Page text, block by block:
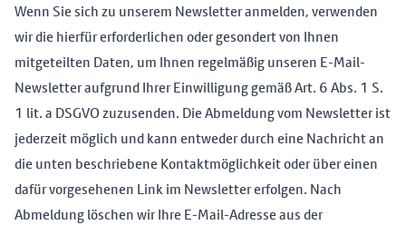
Wenn Sie sich zu unserem Newsletter anmelden, verwenden
wir die hierfür erforderlichen oder gesondert von Ihnen
mitgeteilten Daten, um Ihnen regelmäßig unseren E-Mail-
Newsletter aufgrund Ihrer Einwilligung gemäß Art. 6 Abs. 1 S.
1 lit. a DSGVO zuzusenden. Die Abmeldung vom Newsletter ist
jederzeit möglich und kann entweder durch eine Nachricht an
die unten beschriebene Kontaktmöglichkeit oder über einen
dafür vorgesehenen Link im Newsletter erfolgen. Nach
Abmeldung löschen wir Ihre E-Mail-Adresse aus der